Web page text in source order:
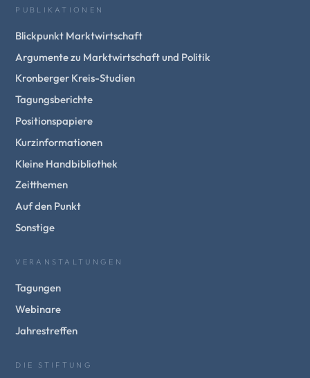
PUBLIKATIONEN
Blickpunkt Marktwirtschaft
Argumente zu Marktwirtschaft und Politik
Kronberger Kreis-Studien
Tagungsberichte
Positionspapiere
Kurzinformationen
Kleine Handbibliothek
Zeitthemen
Auf den Punkt
Sonstige
VERANSTALTUNGEN
Tagungen
Webinare
Jahrestreffen
DIE STIFTUNG